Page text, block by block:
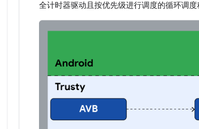
全计时器驱动且按优先级进行调度的循环调